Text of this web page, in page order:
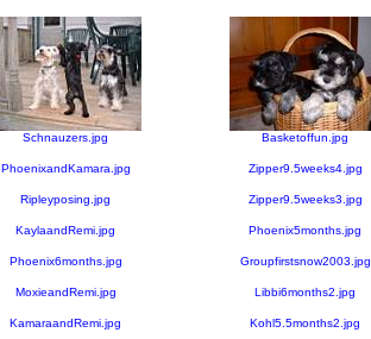
Schnauzers.jpg Basketoffun.jpg
PhoenixandKamara.jpg Zipper9.5weeks4.jpg
Ripleyposing.jpg Zipper9.5weeks3.jpg
KaylaandRemi.jpg Phoenix5months.jpg
Phoenix6months.jpg Groupfirstsnow2003.jpg
MoxieandRemi.jpg Libbi6months2.jpg
KamaraandRemi.jpg Kohl5.5months2.jpg